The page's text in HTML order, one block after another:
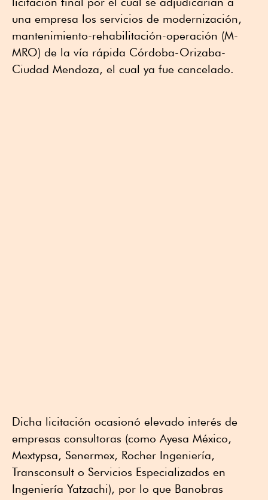
una empresa los servicios de modernización,
mantenimiento-rehabilitación-operación (M-
MRO) de la vía rápida Córdoba-Orizaba-
Ciudad Mendoza, el cual ya fue cancelado.
Dicha licitación ocasionó elevado interés de
empresas consultoras (como Ayesa México,
Mextypsa, Senermex, Rocher Ingeniería,
Transconsult o Servicios Especializados en
Ingeniería Yatzachi), por lo que Banobras